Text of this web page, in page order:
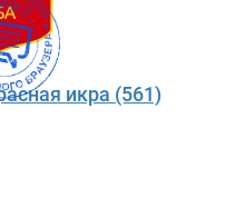
икра (561)